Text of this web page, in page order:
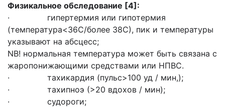
Физикальное обследование [4]:
· гипертермия или гипотермия
(температура<36C/более 38С), пик и температуры
указывают на абсцесс;
NB! нормальная температура может быть связана с
жаропонижающими средствами или НПВС.
· тахикардия (пульс>100 уд / мин,);
· тахипноэ (>20 вдохов / мин);
· судороги;